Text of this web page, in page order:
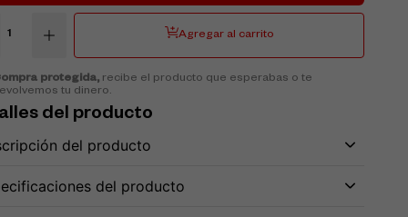
Agregar al carrito
protegida,recibe el producto que esperabas o te
tu dinero.
del producto
del producto
del producto